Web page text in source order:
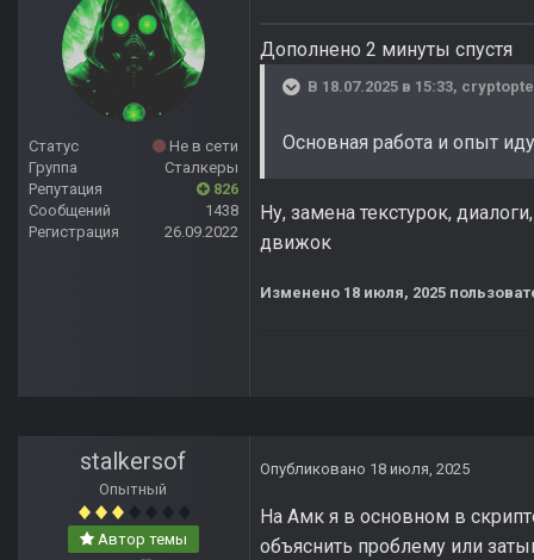
Статус
Не в сети
Группа
Сталкеры
Репутация
826
Сообщений
1438
Регистрация
26.09.2022
Дополнено 2 минуты спустя
В 18.07.2025 в 15:33,
Основная работа и опыт
Ну, замена текстурок,
движок
Изменено 18 июля, 2025
stalkersof
Опытный
Автор темы
Опубликовано 18 июля, 2025
На Амк я в основном в
объяснить проблему или